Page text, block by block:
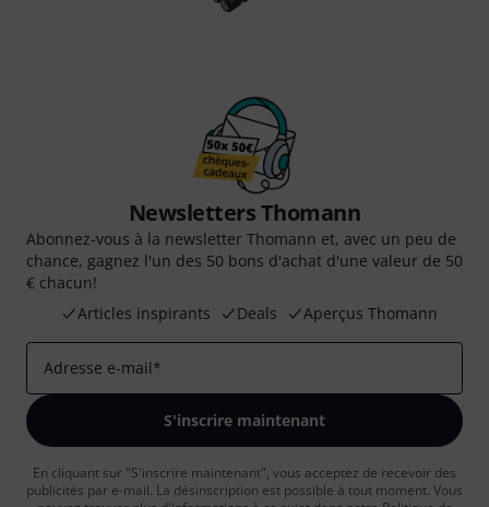
Newsletters Thomann
Abonnez-vous à la newsletter Thomann et, avec un peu de
chance, gagnez l'un des 50 bons d'achat d'une valeur de 50
€ chacun!
Articles inspirants
Deals Aperçus Thomann
Adresse e-mail*
S'inscrire maintenant
En cliquant sur "S'inscrire maintenant", vous acceptez de recevoir des
publicités par e-mail. La désinscription est possible à tout moment. Vous